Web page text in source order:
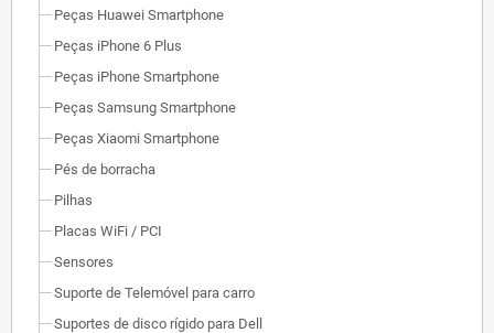
Peças Huawei Smartphone
Peças iPhone 6 Plus
Peças iPhone Smartphone
Peças Samsung Smartphone
Peças Xiaomi Smartphone
Pés de borracha
Pilhas
Placas WiFi / PCI
Sensores
Suporte de Telemóvel para carro
Suportes de disco rígido para Dell